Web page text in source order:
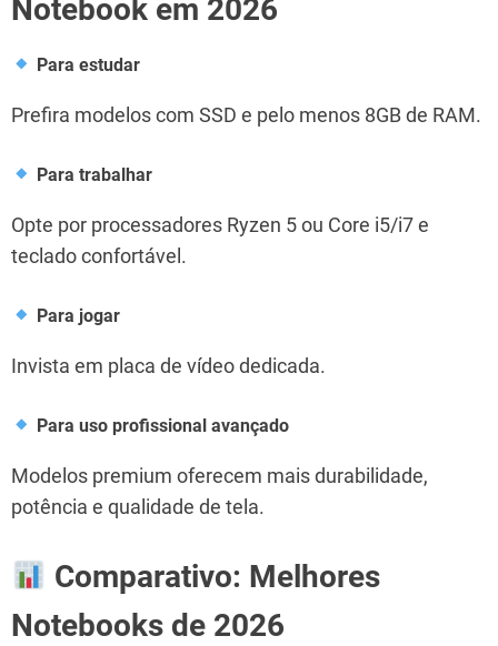
Notebook em 2026
Para estudar
Prefira modelos com SSD e pelo menos 8GB de RAM.
Para trabalhar
Opte por processadores Ryzen 5 ou Core i5/i7 e
teclado confortável.
Para jogar
Invista em placa de vídeo dedicada.
Para uso profissional avançado
Modelos premium oferecem mais durabilidade,
potência e qualidade de tela.
Comparativo: Melhores
Notebooks de 2026